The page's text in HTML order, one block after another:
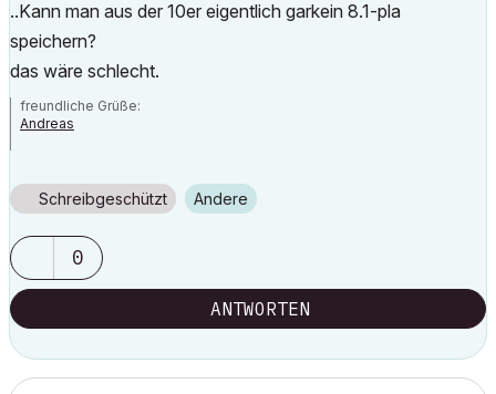
..Kann man aus der 10er eigentlich garkein 8.1-pla
speichern?
das wäre schlecht.
freundliche Grüße:
Andreas
Schreibgeschützt Andere
0
ANTWORTEN